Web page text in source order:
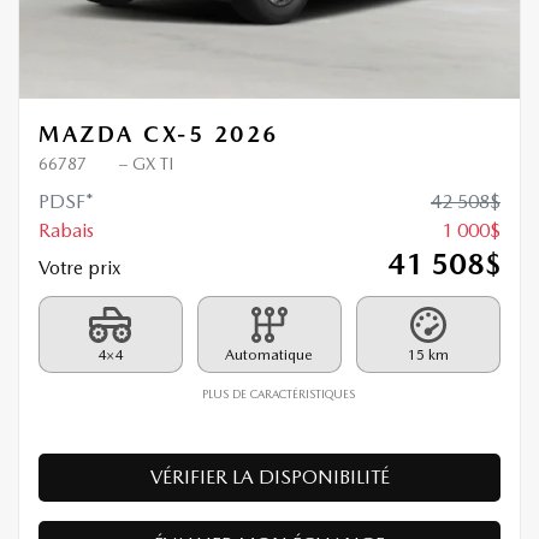
MAZDA CX-5 2026
66787 – GX TI
PDSF* 42 508$
Rabais
1 000$
Votre prix
41 508$
4×4 Automatique 15 km
PLUS DE CARACTÉRISTIQUES
VÉRIFIER LA DISPONIBILITÉ